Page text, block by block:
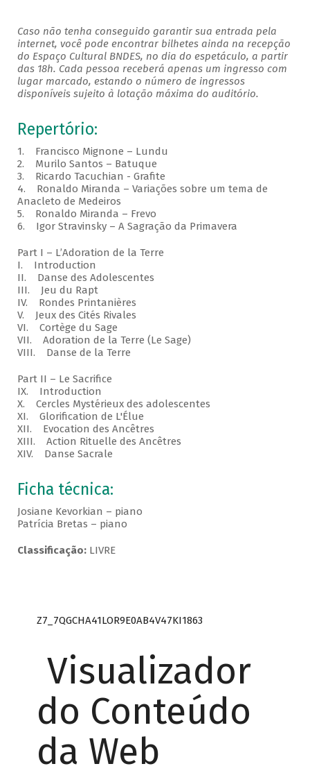
Caso não tenha conseguido garantir sua entrada pela
internet, você pode encontrar bilhetes ainda na recepção
do Espaço Cultural BNDES, no dia do espetáculo, a partir
das 18h. Cada pessoa receberá apenas um ingresso com
lugar marcado, estando o número de ingressos
disponíveis sujeito à lotação máxima do auditório.
Repertório:
1. Francisco Mignone – Lundu
2. Murilo Santos – Batuque
3. Ricardo Tacuchian - Grafite
4. Ronaldo Miranda – Variações sobre um tema de
Anacleto de Medeiros
5. Ronaldo Miranda – Frevo
6. Igor Stravinsky – A Sagração da Primavera
Part I – L’Adoration de la Terre
I. Introduction
II. Danse des Adolescentes
III. Jeu du Rapt
IV. Rondes Printanières
V. Jeux des Cités Rivales
VI. Cortège du Sage
VII. Adoration de la Terre (Le Sage)
VIII. Danse de la Terre
Part II – Le Sacrifice
IX. Introduction
X. Cercles Mystérieux des adolescentes
XI. Glorification de L'Élue
XII. Evocation des Ancêtres
XIII. Action Rituelle des Ancêtres
XIV. Danse Sacrale
Ficha técnica:
Josiane Kevorkian – piano
Patrícia Bretas – piano
Classificação:LIVRE
Z7_7QGCHA41LOR9E0AB4V47KI1863
Visualizador
do Conteúdo
da Web